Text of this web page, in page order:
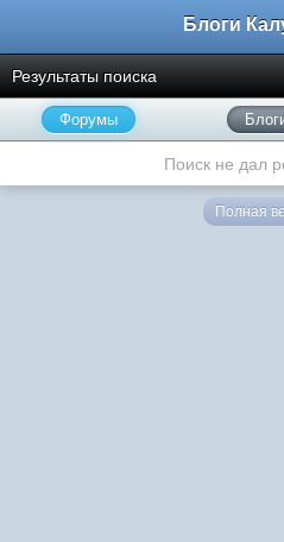
Результаты поиска
Форумы
Поиск не дал
Полная